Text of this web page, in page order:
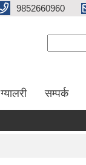
9852660960
ग्यालरी सम्पर्क